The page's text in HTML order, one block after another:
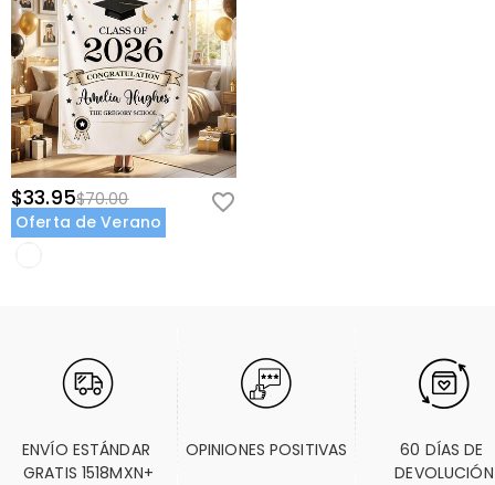
$33.95$70.00
Oferta de Verano
ENVÍO ESTÁNDAR
GRATIS 1518MXN+
OPINIONES POSITIVAS
60 DÍAS DE
DEVOLUCIÓN